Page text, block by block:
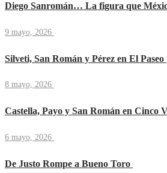
Diego Sanromán… La figura que
9 mayo, 2026
Silveti, San Román y Pérez en El Paseo
8 mayo, 2026
Castella, Payo y San Román en Cinco
6 mayo, 2026
De Justo Rompe a Bueno Toro